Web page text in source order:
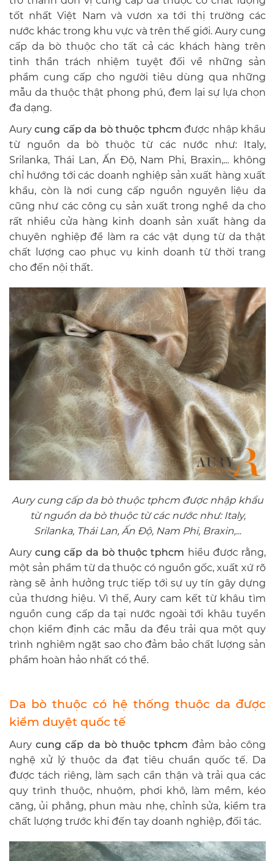
tốt nhất Việt Nam và vươn xa tới thị trường các
nước khác trong khu vực và trên thế giới. Aury cung
cấp da bò thuộc cho tất cả các khách hàng trên
tinh thần trách nhiệm tuyệt đối về những sản
phẩm cung cấp cho người tiêu dùng qua những
mẫu da thuộc thật phong phú, đem lại sự lựa chọn
đa dạng.
Aurycung cấp da bò thuộc tphcm được nhập khẩu
từ nguồn da bò thuộc từ các nước như: Italy,
Srilanka, Thái Lan, Ấn Độ, Nam Phi, Braxin,... không
chỉ hướng tới các doanh nghiệp sản xuất hàng xuất
khẩu, còn là nơi cung cấp nguồn nguyên liệu da
cũng như các công cụ sản xuất trong nghề da cho
rất nhiều cửa hàng kinh doanh sản xuất hàng da
chuyên nghiệp để làm ra các vật dụng từ da thật
chất lượng cao phục vụ kinh doanh từ thời trang
cho đến nội thất.
Aury cung cấp da bò thuộc tphcm được nhập khẩu
từ nguồn da bò thuộc từ các nước như: Italy,
Srilanka, Thái Lan, Ấn Độ, Nam Phi, Braxin,...
Aurycung cấp da bò thuộc tphcm hiểu được rằng,
một sản phẩm từ da thuộc có nguồn gốc, xuất xứ rõ
ràng sẽ ảnh hưởng trực tiếp tới sự uy tín gây dựng
của thương hiệu. Vì thế, Aury cam kết từ khâu tìm
nguồn cung cấp da tại nước ngoài tới khâu tuyển
chọn kiểm định các mẫu da đều trải qua một quy
trình nghiêm ngặt sao cho đảm bảo chất lượng sản
phẩm hoàn hảo nhất có thể.
Da bò thuộc có hệ thống thuộc da được
kiểm duyệt quốc tế
Aurycung cấp da bò thuộc tphcm đảm bảo công
nghệ xử lý thuộc da đạt tiêu chuẩn quốc tế. Da
được tách riêng, làm sạch cẩn thận và trải qua các
quy trình thuộc, nhuộm, phơi khô, làm mềm, kéo
căng, ủi phẳng, phun màu nhẹ, chỉnh sửa, kiểm tra
chất lượng trước khi đến tay doanh nghiệp, đối tác.